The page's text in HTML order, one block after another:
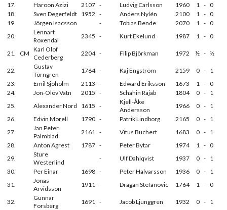
17.
Haroon Azizi 2107 - Ludvig Carlsson 1960 1 - 0
18.
Sven Degerfeldt 1952 - Anders Nylén 2100 1 - 0
19.
Jörgen Isacsson - Tobias Bende 2070 1 - 0
20.
Lennart
Roxendal
2345 - Kurt Ekelund 1987 1 - 0
21. CM
Karl Olof
Cederberg
2204 - Filip Björkman 1972 ½ - ½
22.
Gustav
Törngren
1764 - Kaj Engström 2159 0 - 1
23.
Emil Sjöholm 2113 - Edward Eriksson 1673 1 - 0
24.
Jon-Olov Vatn 2015 - Schahin Rajab 1804 0 - 1
25.
Alexander Nord 1615 -
Kjell-Åke
Andersson
1966 0 - 1
26.
Edvin Morell 1790 - Patrik Lindborg 2165 0 - 1
27.
Jan Peter
Palmblad
2161 - Vitus Buchert 1683 0 - 1
28.
Anton Agrest 1787 - Peter Bytar 1974 1 - 0
29.
Sture
Westerlind
- Ulf Dahlqvist 1937 0 - 1
30.
Per Einar 1698 - Peter Halvarsson 1936 0 - 1
31.
Jonas
Arvidsson
1911 - Dragan Stefanovic 1764 1 - 0
32.
Gunnar
Forsberg
1691 - Jacob Ljunggren 1932 0 - 1